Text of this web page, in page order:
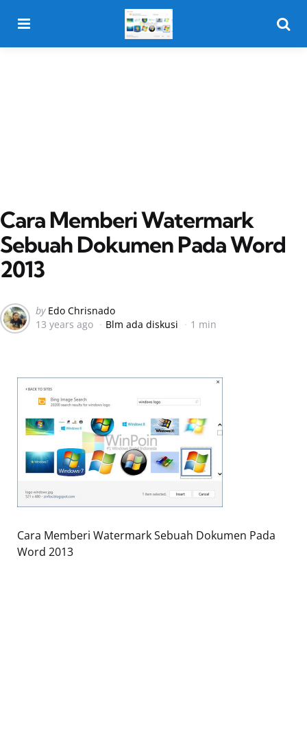
Cara Memberi Watermark
Sebuah Dokumen Pada Word
2013
Posted
by
by Edo Chrisnado
13 years ago
Blm ada diskusi 1 min
Cara Memberi Watermark Sebuah Dokumen Pada
Word 2013